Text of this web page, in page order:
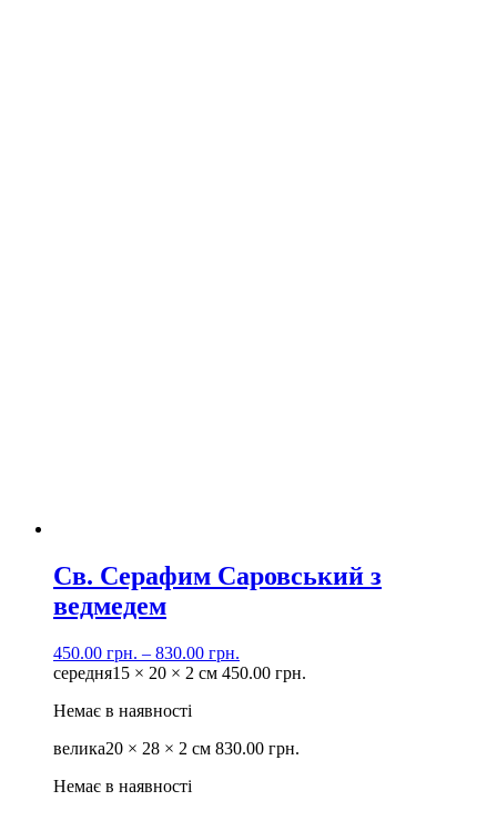
Св. Серафим Саровський з
ведмедем
450.00 грн. – 830.00 грн.
середня15 × 20 × 2 см 450.00 грн.
Немає в наявності
велика20 × 28 × 2 см 830.00 грн.
Немає в наявності